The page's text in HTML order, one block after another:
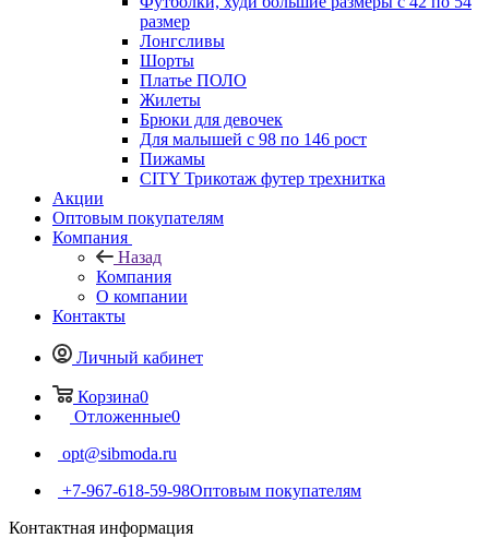
размер
Лонгсливы
Шорты
Платье ПОЛО
Жилеты
Брюки для девочек
Для малышей с 98 по 146 рост
Пижамы
CITY Трикотаж футер трехнитка
Акции
Оптовым покупателям
Компания
Назад
Компания
О компании
Контакты
Личный кабинет
Корзина0
Отложенные0
opt@sibmoda.ru
+7-967-618-59-98Оптовым покупателям
Контактная информация